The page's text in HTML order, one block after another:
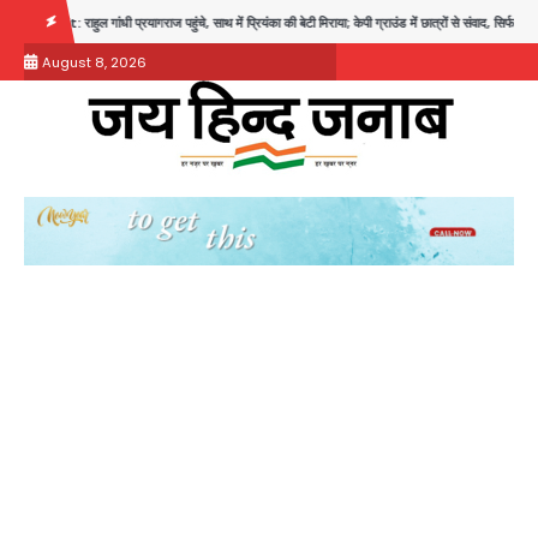
content
प्रयागराज पहुंचे, साथ में प्रियंका की बेटी मिराया; केपी ग्राउंड में छात्रों से संवाद, सिर्फ 5 हजार मौजूद
August 8, 2026